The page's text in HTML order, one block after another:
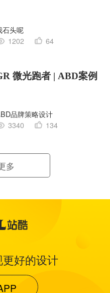
石头呢
1202
64
微光跑者 | ABD案例
品牌策略设计
3340
134
多
好的设计